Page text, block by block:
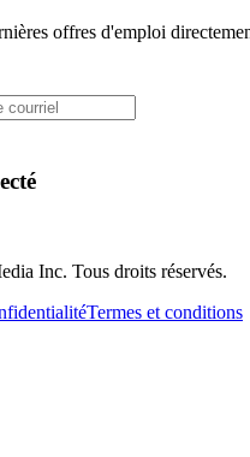
offres d'emploi
Inc. Tous droits réservés.
Termes et conditions